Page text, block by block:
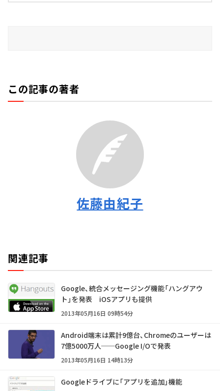
この記事の著者
佐藤由紀子
関連記事
Google、統合メッセージング機能「ハングアウ
ト」を発表 iOSアプリも提供
2013年05月16日 09時54分
Android端末は累計9億台、Chromeのユーザーは
7億5000万人──Google I/Oで発表
2013年05月16日 14時13分
Googleドライブに「アプリを追加」機能